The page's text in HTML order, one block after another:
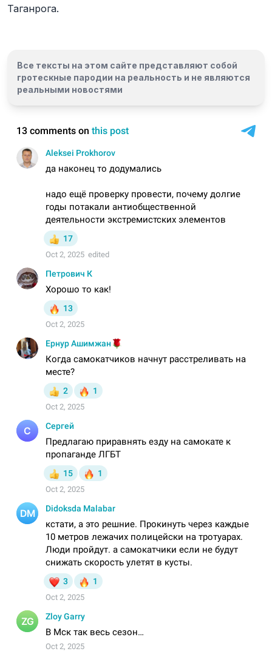
Таганрога.
Все тексты на этом сайте представляют собой
гротескные пародии на реальность и не являются
реальными новостями